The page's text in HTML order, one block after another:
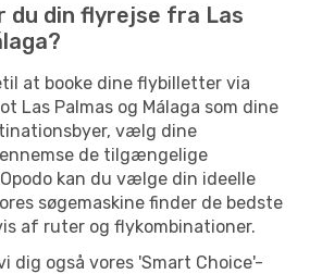
du din flyrejse fra Las
at booke dine flybilletter via
Las Palmas og Málaga som dine
vælg dine
de tilgængelige
kan du vælge din ideelle
søgemaskine finder de bedste
af ruter og flykombinationer.
dig også vores 'Smart Choice'-